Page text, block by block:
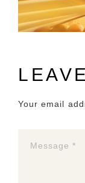
Your email